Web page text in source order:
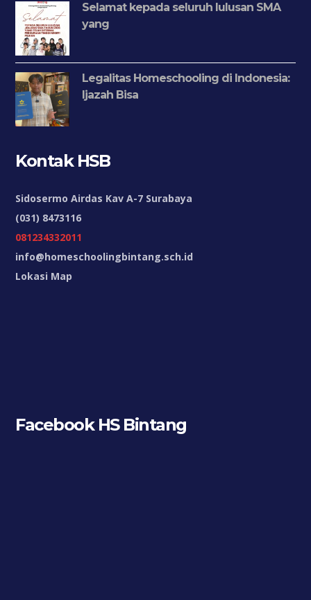
Selamat kepada seluruh lulusan SMA
yang
Legalitas Homeschooling di Indonesia:
Ijazah Bisa
Kontak HSB
Sidosermo Airdas Kav A-7 Surabaya
(031) 8473116
081234332011
info@homeschoolingbintang.sch.id
Lokasi Map
Facebook HS Bintang